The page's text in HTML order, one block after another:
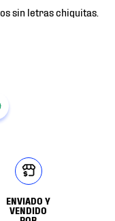
ENVIADO Y
VENDIDO